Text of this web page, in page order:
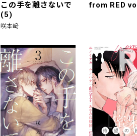
この手を離さないで
(5)
咲本﨑
from RED